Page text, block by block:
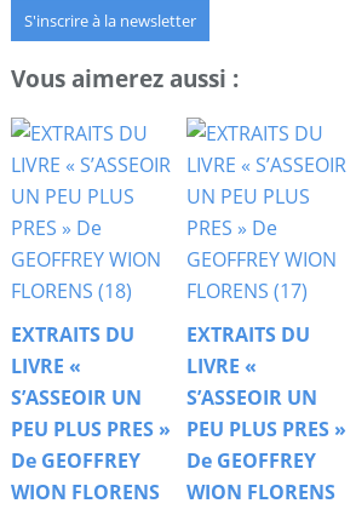
S'inscrire à la newsletter
Vous aimerez aussi :
EXTRAITS DU
LIVRE «
S’ASSEOIR UN
PEU PLUS PRES »
De GEOFFREY
WION FLORENS
EXTRAITS DU
LIVRE «
S’ASSEOIR UN
PEU PLUS PRES »
De GEOFFREY
WION FLORENS